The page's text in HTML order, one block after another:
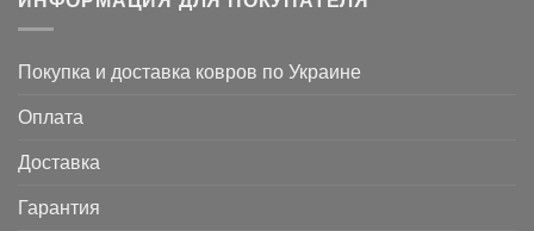
Покупка и доставка ковров по Украине
Оплата
Доставка
Гарантия